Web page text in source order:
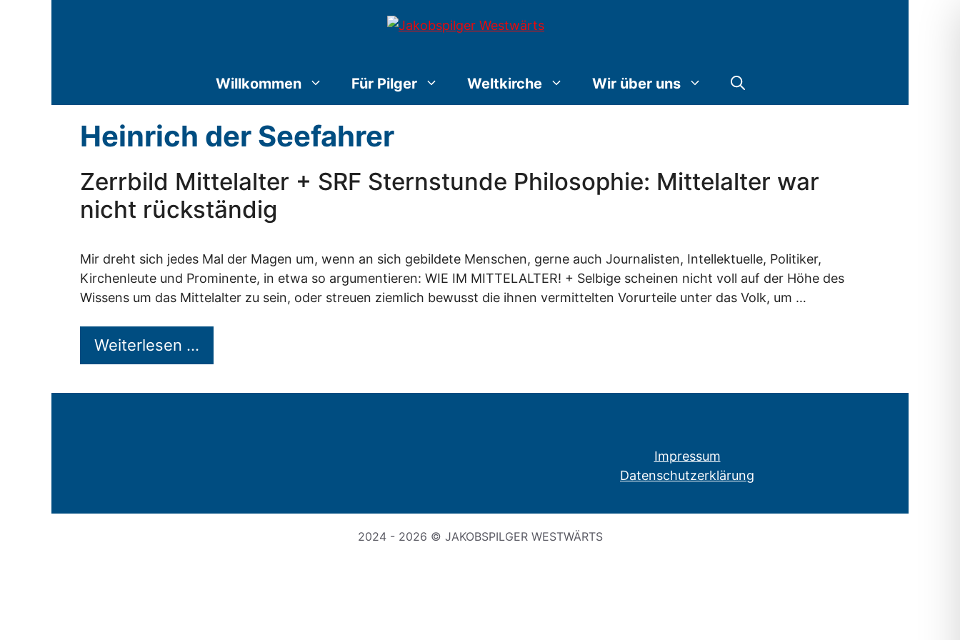
Willkommen Für Pilger Weltkirche Wir über uns
Heinrich der Seefahrer
Zerrbild Mittelalter + SRF Sternstunde Philosophie: Mittelalter war
nicht rückständig
Mir dreht sich jedes Mal der Magen um, wenn an sich gebildete Menschen, gerne auch Journalisten, Intellektuelle, Politiker,
Kirchenleute und Prominente, in etwa so argumentieren: WIE IM MITTELALTER! + Selbige scheinen nicht voll auf der Höhe des
Wissens um das Mittelalter zu sein, oder streuen ziemlich bewusst die ihnen vermittelten Vorurteile unter das Volk, um …
Weiterlesen …
Impressum
Datenschutzerklärung
2024 - 2026 © JAKOBSPILGER WESTWÄRTS